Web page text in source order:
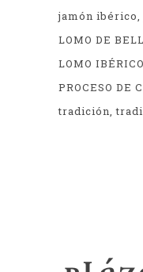
jamón ibérico
LOMO DE
LOMO IBÉRICO
PROCESO DE
tradición